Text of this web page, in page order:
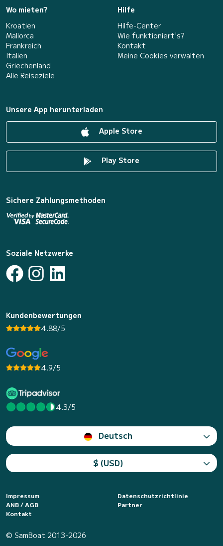
Wo mieten?
Kroatien
Mallorca
Frankreich
Italien
Griechenland
Alle Reiseziele
Hilfe
Hilfe-Center
Wie funktioniert's?
Kontakt
Meine Cookies verwalten
Unsere App herunterladen
Apple Store
Play Store
Sichere Zahlungsmethoden
Soziale Netzwerke
Kundenbewertungen
4.88/5
4.9/5
4.3/5
Deutsch
$ (USD)
Impressum
Datenschutzrichtlinie
ANB / AGB
Partner
Kontakt
© SamBoat 2013-2026